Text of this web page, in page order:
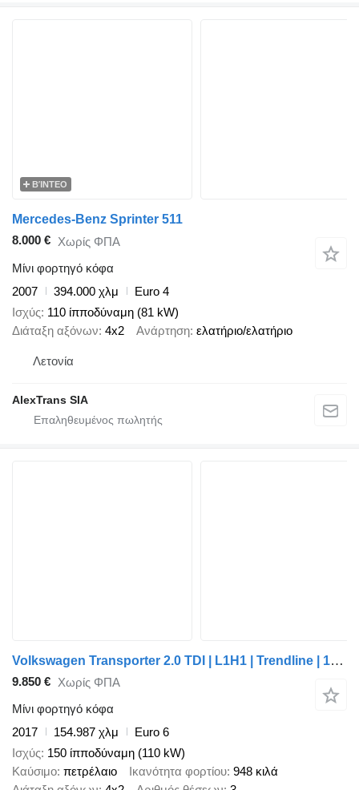
ΒΊΝΤΕΟ
Mercedes-Benz Sprinter 511
8.000 € Χωρίς ΦΠΑ
Μίνι φορτηγό κόφα
2007
394.000 χλμ
Euro 4
Ισχύς 110 ίπποδύναμη (81 kW)
Διάταξη αξόνων 4x2 Ανάρτηση ελατήριο/ελατήριο
Λετονία
AlexTrans SIA
Volkswagen Transporter 2.0 TDI | L1H1 | Trendline | 150 pk |
9.850 € Χωρίς ΦΠΑ
Μίνι φορτηγό κόφα
2017
154.987 χλμ
Euro 6
Ισχύς 150 ίπποδύναμη (110 kW)
Καύσιμο πετρέλαιο Ικανότητα φορτίου 948 κιλά